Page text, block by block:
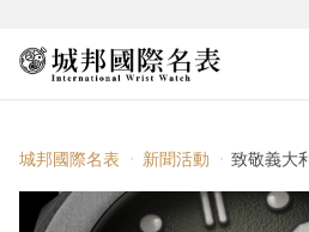
城邦國際名表 新聞活動 致敬義大利海軍航空隊